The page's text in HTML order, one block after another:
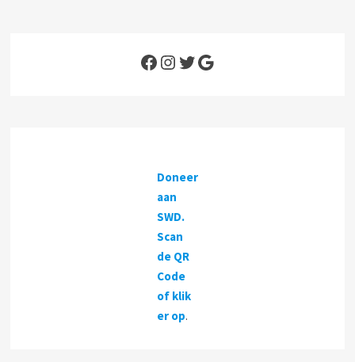
Facebook
Instagram
Twitter
Google
Doneer
aan
SWD.
Scan
de QR
Code
of klik
er op.